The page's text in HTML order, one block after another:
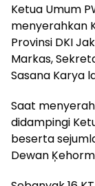
Ketua Umum
menyerahkan
Provinsi DKI
Markas,
Sasana Karya
Saat
didampingi
beserta
Dewan